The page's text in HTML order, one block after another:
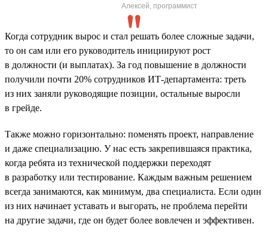
Алексей, программист
Когда сотрудник вырос и стал решать более сложные задачи,
то он сам или его руководитель инициируют рост
в должности (и выплатах). За год повышение в должности
получили почти 20% сотрудников ИТ-департамента: треть
из них заняли руководящие позиции, остальные выросли
в грейде.
Также можно горизонтально: поменять проект, направление
и даже специализацию. У нас есть закрепившаяся практика,
когда ребята из технической поддержки переходят
в разработку или тестирование. Каждым важным решением
всегда занимаются, как минимум, два специалиста. Если один
из них начинает уставать и выгорать, не проблема перейти
на другие задачи, где он будет более вовлечен и эффективен.